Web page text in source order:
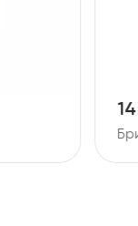
сум
Кольцо